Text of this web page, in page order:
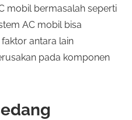
mobil bermasalah seperti
AC mobil bisa
antara lain
pada komponen